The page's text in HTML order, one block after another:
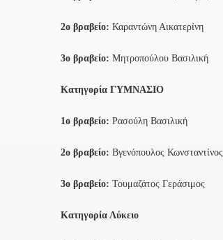
2ο βραβείο: Καραντώνη Αικατερίνη
3ο βραβείο: Μητροπούλου Βασιλική
Κατηγορία ΓΥΜΝΑΣΙΟ
1ο βραβείο: Ρασούλη Βασιλική
2ο βραβείο: Βγενόπουλος Κωνσταντίνος
3ο βραβείο: Τουμαζάτος Γεράσιμος
Κατηγορία Λύκειο